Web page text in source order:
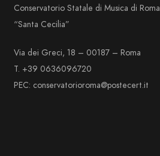
Conservatorio Statale di Musica di Roma
“Santa Cecilia”
Via dei Greci, 18 – 00187 – Roma
T. +39 0636096720
PEC: conservatorioroma@postecert.it